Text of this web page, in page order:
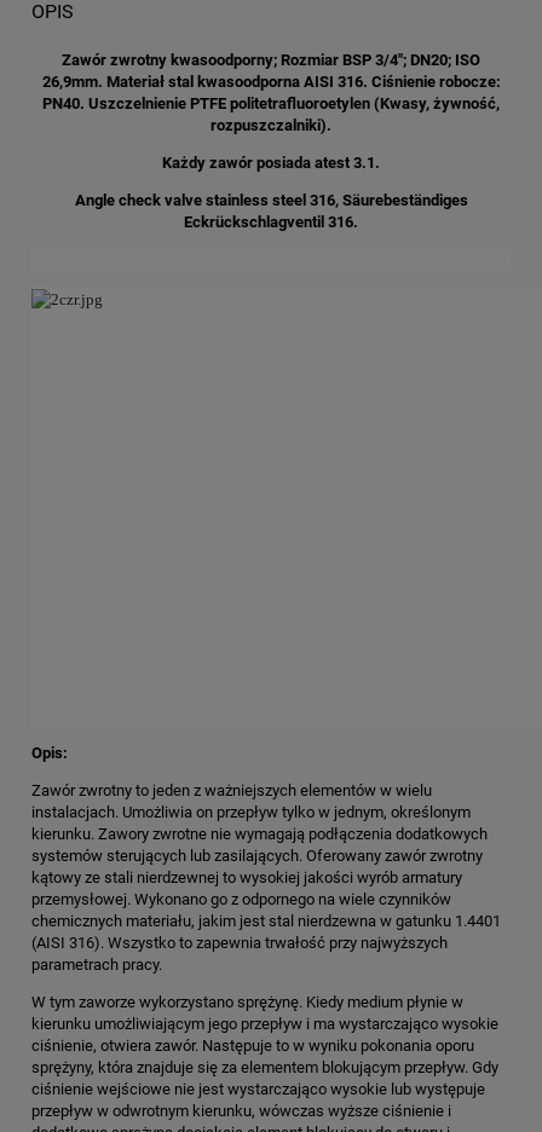
OPIS
Zawór zwrotny kwasoodporny; Rozmiar BSP 3/4"; DN20; ISO
26,9mm. Materiał stal kwasoodporna AISI 316. Ciśnienie robocze:
PN40. Uszczelnienie PTFE politetrafluoroetylen (Kwasy, żywność,
rozpuszczalniki).
Każdy zawór posiada atest 3.1.
Angle check valve stainless steel 316, Säurebeständiges
Eckrückschlagventil 316.
Opis:
Zawór zwrotny to jeden z ważniejszych elementów w wielu
instalacjach. Umożliwia on przepływ tylko w jednym, określonym
kierunku. Zawory zwrotne nie wymagają podłączenia dodatkowych
systemów sterujących lub zasilających. Oferowany zawór zwrotny
kątowy ze stali nierdzewnej to wysokiej jakości wyrób armatury
przemysłowej. Wykonano go z odpornego na wiele czynników
chemicznych materiału, jakim jest stal nierdzewna w gatunku 1.4401
(AISI 316). Wszystko to zapewnia trwałość przy najwyższych
parametrach pracy.
W tym zaworze wykorzystano sprężynę. Kiedy medium płynie w
kierunku umożliwiającym jego przepływ i ma wystarczająco wysokie
ciśnienie, otwiera zawór. Następuje to w wyniku pokonania oporu
sprężyny, która znajduje się za elementem blokującym przepływ. Gdy
ciśnienie wejściowe nie jest wystarczająco wysokie lub występuje
przepływ w odwrotnym kierunku, wówczas wyższe ciśnienie i